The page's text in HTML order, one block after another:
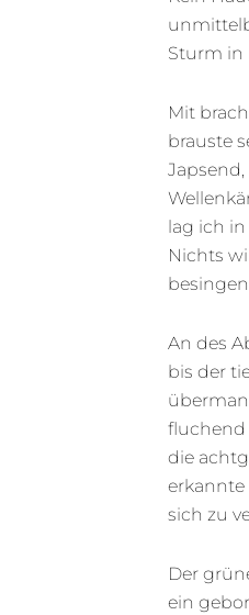
Sturm in
Mit
brauste
Japsend,
lag ich
Nichts
An des
bis der
fluchend
die
sich zu
Der
ein